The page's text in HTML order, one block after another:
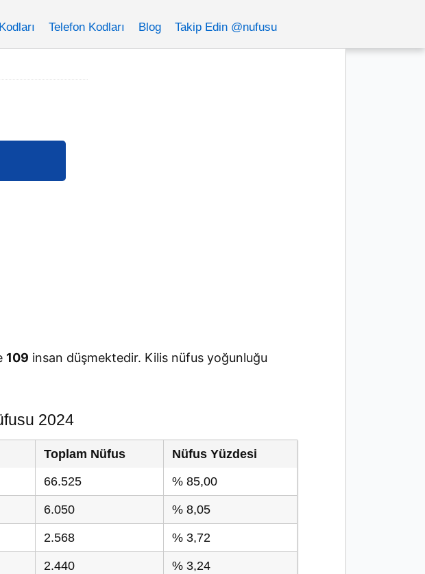
Telefon Kodları Blog Takip Edin @nufusu
109 insan düşmektedir. Kilis nüfus yoğunluğu
2024
Toplam Nüfus
Nüfus Yüzdesi
66.525 % 85,00
6.050 % 8,05
2.568 % 3,72
2.440 % 3,24